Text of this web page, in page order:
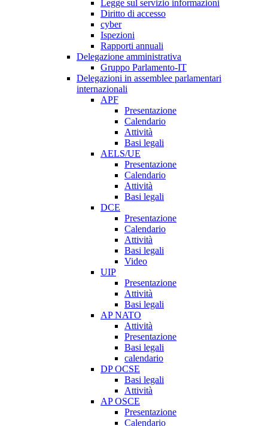
Legge sul servizio informazioni
Diritto di accesso
cyber
Ispezioni
Rapporti annuali
Delegazione amministrativa
Gruppo Parlamento-IT
Delegazioni in assemblee parlamentari
internazionali
APF
Presentazione
Calendario
Attività
Basi legali
AELS/UE
Presentazione
Calendario
Attività
Basi legali
DCE
Presentazione
Calendario
Attività
Basi legali
Video
UIP
Presentazione
Attività
Basi legali
AP NATO
Attività
Presentazione
Basi legali
calendario
DP OCSE
Basi legali
Attività
AP OSCE
Presentazione
Calendario